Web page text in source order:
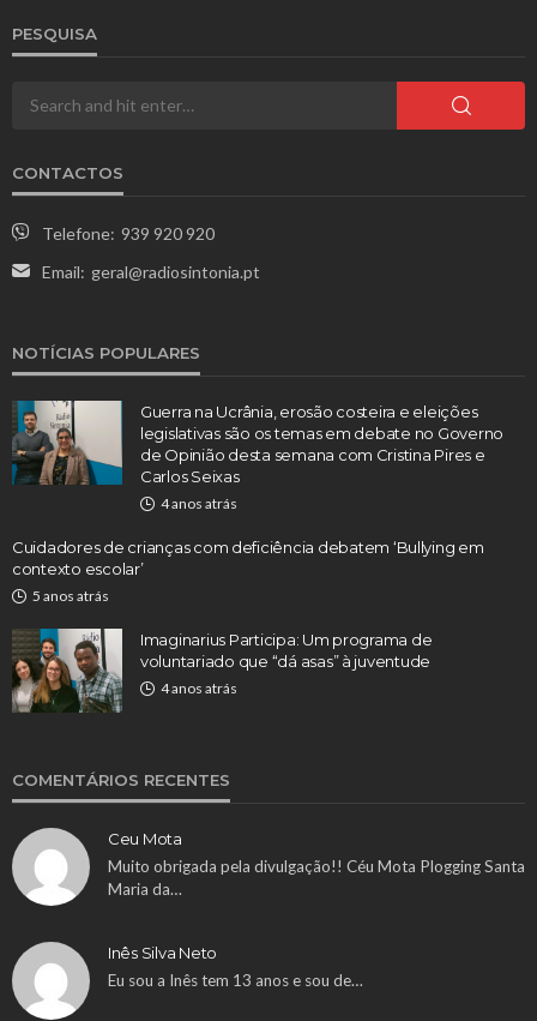
PESQUISA
CONTACTOS
Telefone: 939 920 920
Email: geral@radiosintonia.pt
NOTÍCIAS POPULARES
Guerra na Ucrânia, erosão costeira e eleições
legislativas são os temas em debate no Governo
de Opinião desta semana com Cristina Pires e
Carlos Seixas
4 anos atrás
Cuidadores de crianças com deficiência debatem ‘Bullying em
contexto escolar’
5 anos atrás
Imaginarius Participa: Um programa de
voluntariado que “dá asas” à juventude
4 anos atrás
COMENTÁRIOS RECENTES
Ceu Mota
Muito obrigada pela divulgação!! Céu Mota Plogging Santa
Maria da…
Inês Silva Neto
Eu sou a Inês tem 13 anos e sou de…